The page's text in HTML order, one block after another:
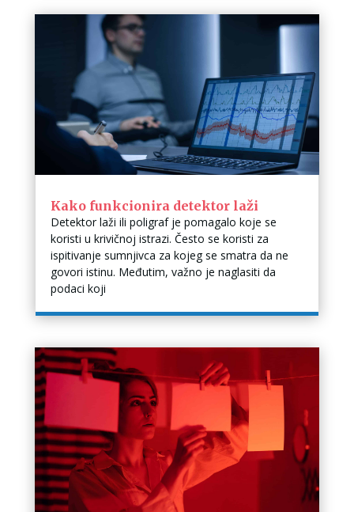
Kako funkcionira detektor laži
Detektor laži ili poligraf je pomagalo koje se
koristi u krivičnoj istrazi. Često se koristi za
ispitivanje sumnjivca za kojeg se smatra da ne
govori istinu. Međutim, važno je naglasiti da
podaci koji